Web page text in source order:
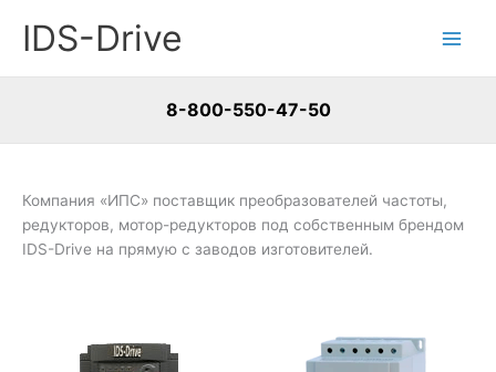
IDS-Drive
8-800-550-47-50
Компания «ИПС» поставщик преобразователей частоты,
редукторов, мотор-редукторов под собственным брендом
IDS-Drive на прямую с заводов изготовителей.